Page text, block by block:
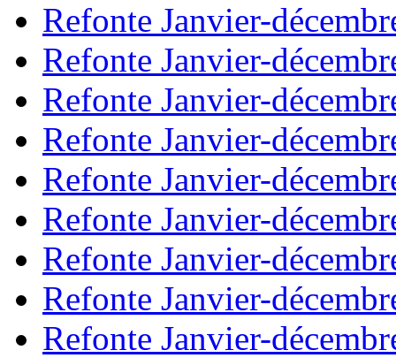
Refonte Janvier-
Refonte Janvier-
Refonte Janvier-
Refonte Janvier-
Refonte Janvier-
Refonte Janvier-
Refonte Janvier-
Refonte Janvier-
Refonte Janvier-